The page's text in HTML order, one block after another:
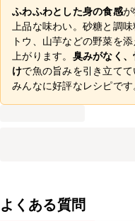
ふわふわとした身の食感が
上品な味わい。砂糖と調
トウ、山芋などの野菜を
上がります。 臭みがなく
けで魚の旨みを引き立て
みんなに好評なレシピです
よくある質問